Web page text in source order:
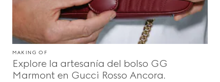
Desfile
Beauty
MAKING OF
Explore la artesanía del bolso GG
Marmont en Gucci Rosso Ancora.